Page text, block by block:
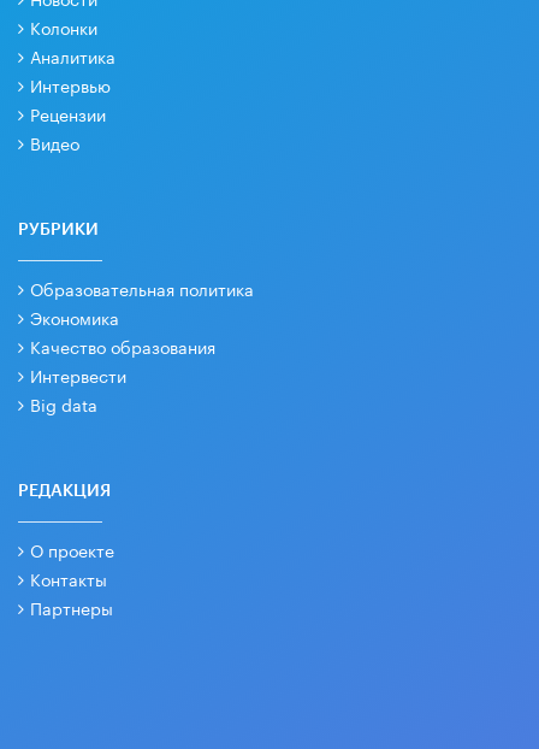
Колонки
Аналитика
Интервью
Рецензии
Видео
РУБРИКИ
Образовательная политика
Экономика
Качество образования
Интервести
Big data
РЕДАКЦИЯ
О проекте
Контакты
Партнеры